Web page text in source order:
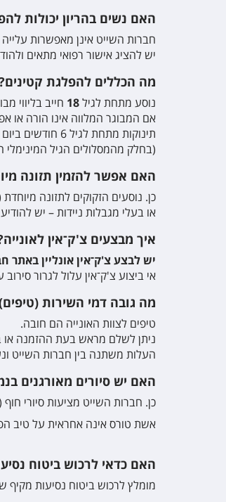
האם נשים בהריון יכולות
חברות השייט אינן מאפשרות עלייה לאונייה לנשים
יש להציג אישור רפואי מתאים
מה הכללים להפלגת
נוסע מתחת לגיל18 חייב בליווי
אם המבוגר המלווה אינו הורה או
תינוקות מתחת לגיל 6 חודשים ביום ההפלגה אינם מורשים לעלות על האונייה
(בחלק מהמסלולים הגיל המינימלי הוא 12
האם אפשר להזמין תזונה
כן. נוסעים הזקוקים לתזונה
או בעלי מגבלות ניידות – יש להודיע בכתב עד 90 יום לפני השייט ולמלא
איך מבצעים צ'ק־אין
יש לבצע צ'ק־אין אונליין
אי ביצוע צ'ק־אין עלול לגרור סירוב
מה גובה דמי השירות
טיפים לצוות האונייה הם חובה.
ניתן לשלם מראש בעת ההזמנה או
העלות משתנה בין חברות השייט ונעה בדרך כלל בין
האם יש סיורים מאורגנים
כן. חברות השייט מציעות סיורי חוף
אשת טורס אינה אחראית על טיב
האם כדאי לרכוש ביטוח
מומלץ לרכוש ביטוח נסיעות מקיף